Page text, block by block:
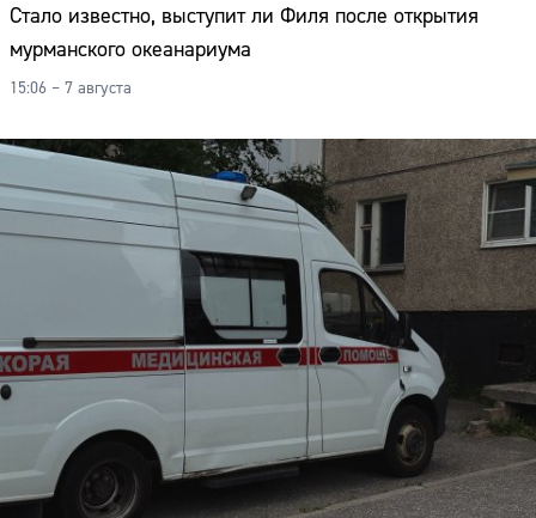
Стало известно, выступит ли Филя после открытия
мурманского океанариума
15:06 – 7 августа